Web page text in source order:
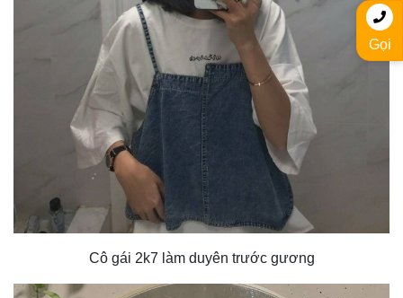
Cô gái 2k7 làm duyên trước gương
Gọi